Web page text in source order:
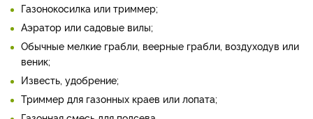
Газонокосилка или триммер;
Аэратор или садовые вилы;
Обычные мелкие грабли, веерные грабли, воздуходув или
веник;
Известь, удобрение;
Триммер для газонных краев или лопата;